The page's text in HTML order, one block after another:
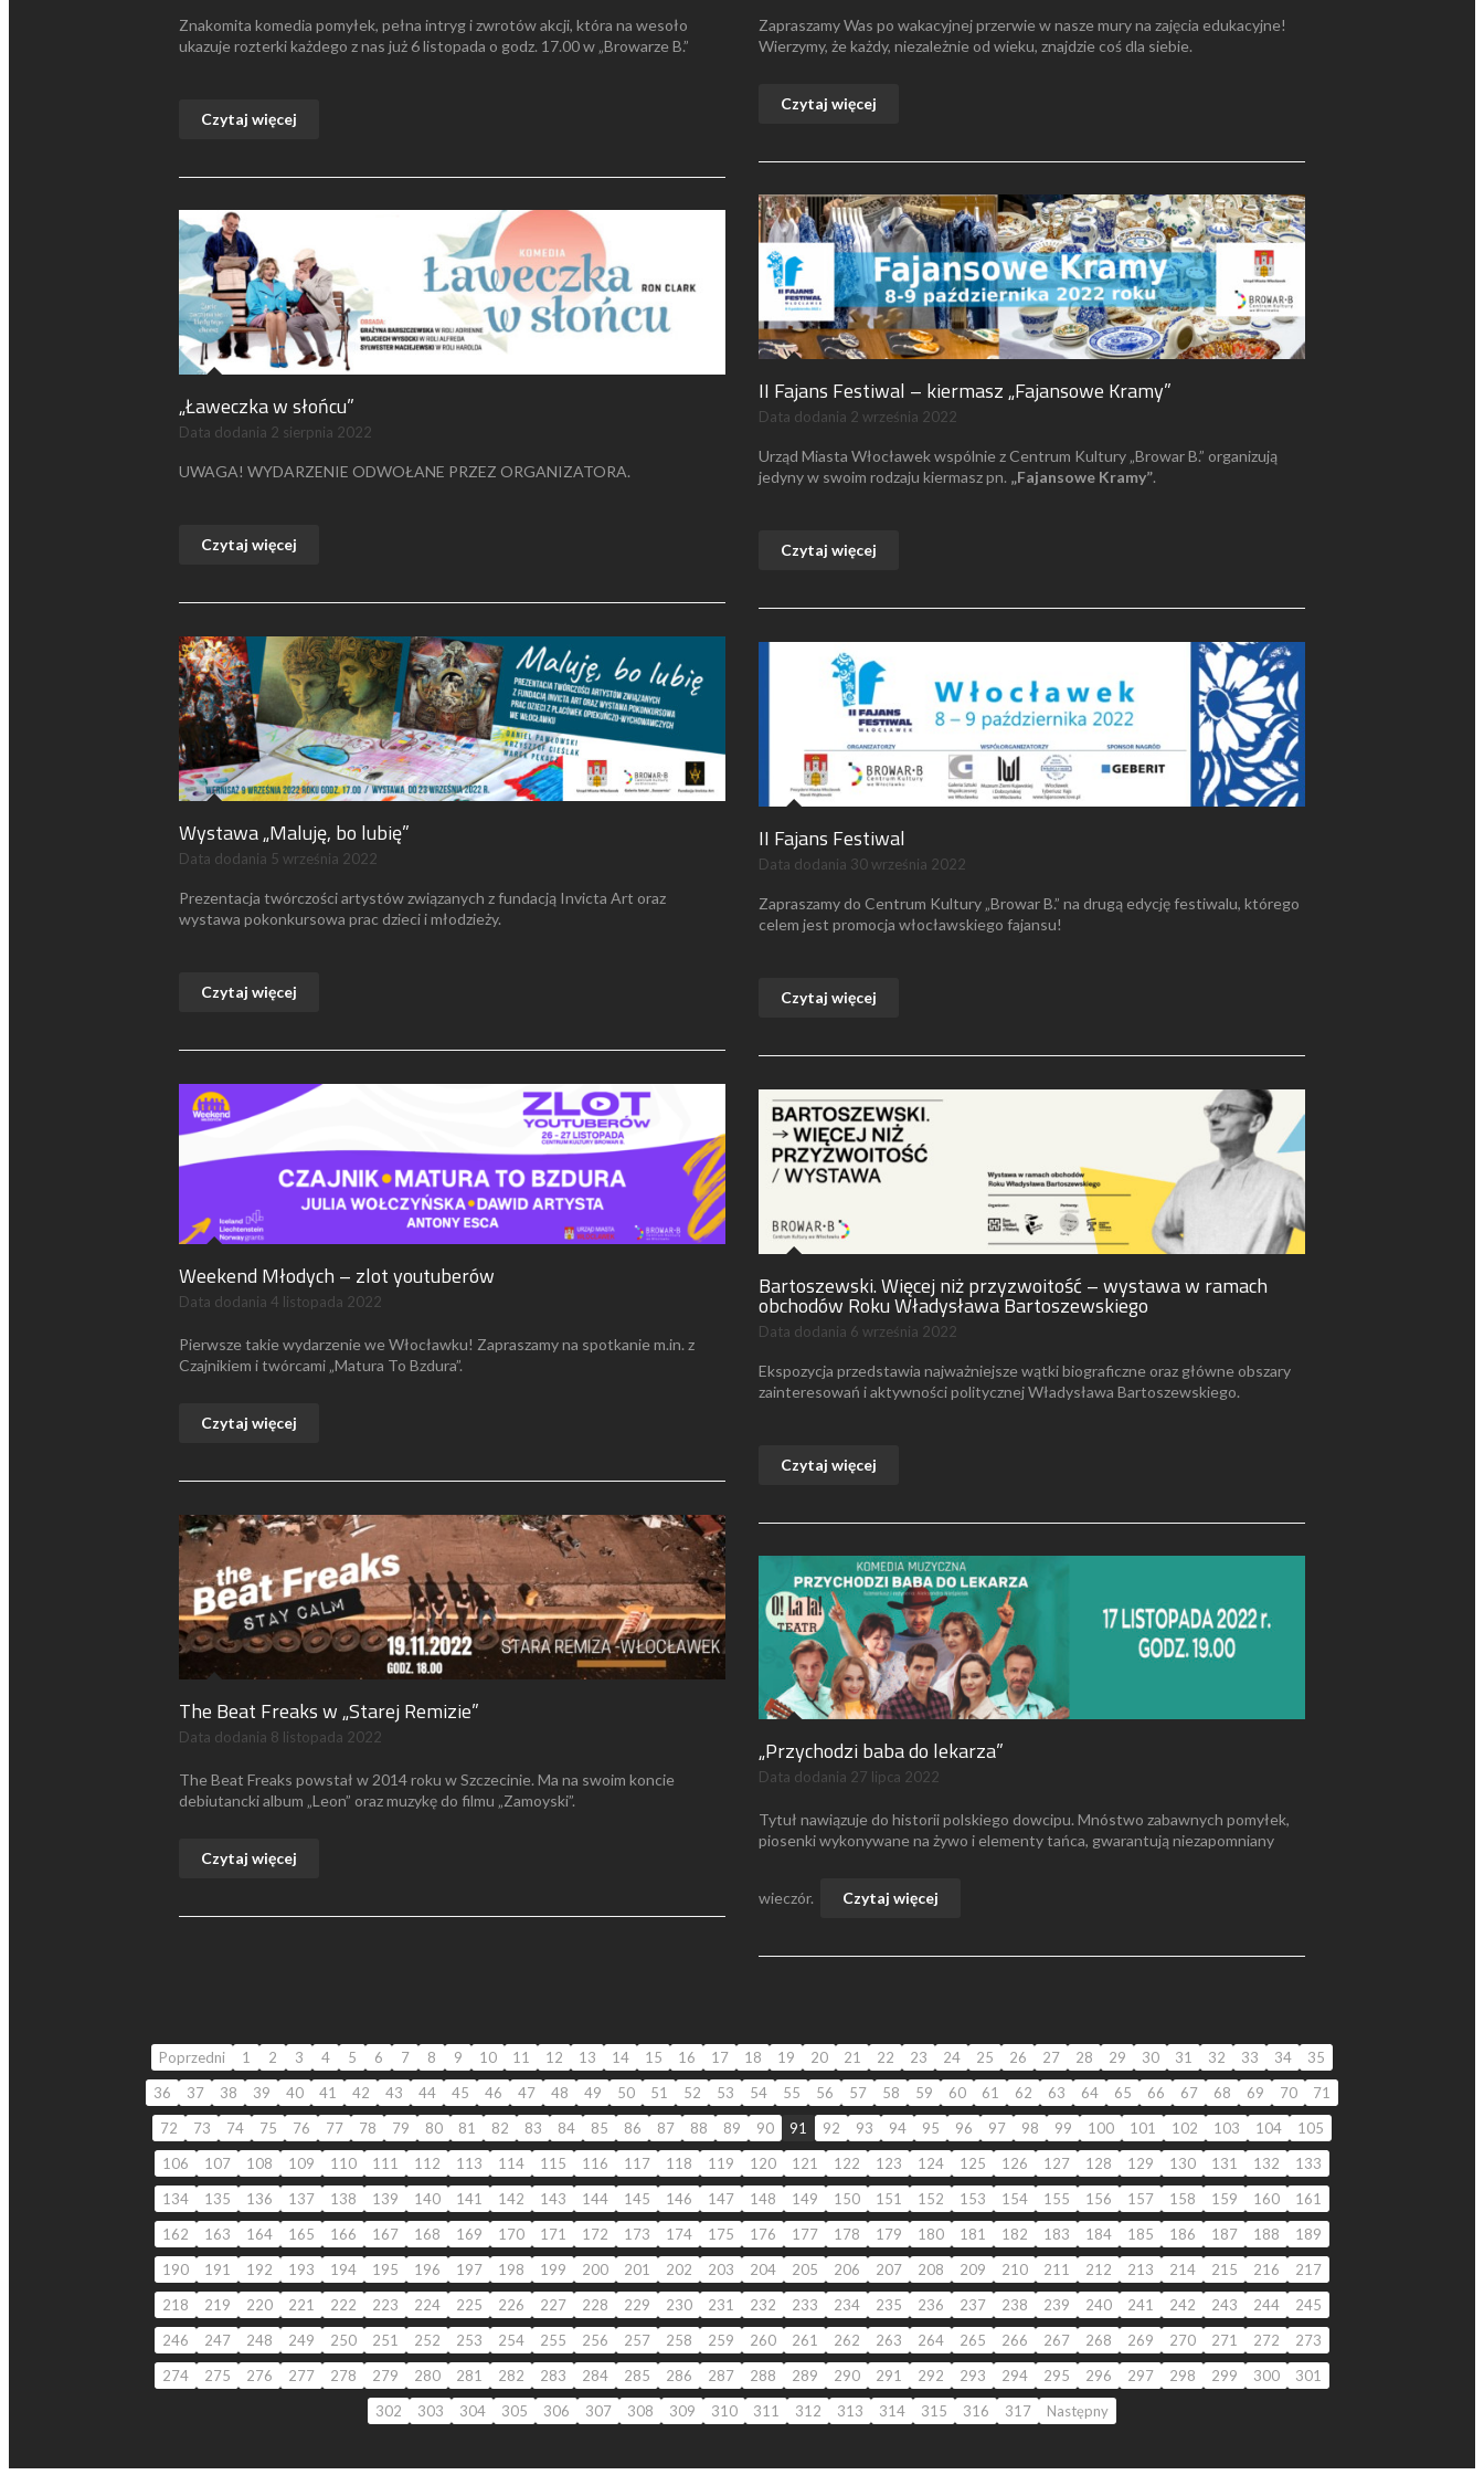
Znakomita komedia pomyłek, pełna intryg i zwrotów akcji, która na wesoło
ukazuje rozterki każdego z nas już 6 listopada o godz. 17.00 w „Browarze B.”
Czytaj więcej
Zapraszamy Was po wakacyjnej przerwie w nasze mury na zajęcia edukacyjne!
Wierzymy, że każdy, niezależnie od wieku, znajdzie coś dla siebie.
Czytaj więcej
II Fajans Festiwal – kiermasz „Fajansowe Kramy”
Data dodania 2 września 2022
Urząd Miasta Włocławek wspólnie z Centrum Kultury „Browar B.” organizują
jedyny w swoim rodzaju kiermasz pn. „Fajansowe Kramy”.
Czytaj więcej
„Ławeczka w słońcu”
Data dodania 2 sierpnia 2022
UWAGA! WYDARZENIE ODWOŁANE PRZEZ ORGANIZATORA.
Czytaj więcej
Wystawa „Maluję, bo lubię”
Data dodania 5 września 2022
Prezentacja twórczości artystów związanych z fundacją Invicta Art oraz
wystawa pokonkursowa prac dzieci i młodzieży.
Czytaj więcej
II Fajans Festiwal
Data dodania 30 września 2022
Zapraszamy do Centrum Kultury „Browar B.” na drugą edycję festiwalu, którego
celem jest promocja włocławskiego fajansu!
Czytaj więcej
Weekend Młodych – zlot youtuberów
Data dodania 4 listopada 2022
Pierwsze takie wydarzenie we Włocławku! Zapraszamy na spotkanie m.in. z
Czajnikiem i twórcami „Matura To Bzdura”.
Czytaj więcej
Bartoszewski. Więcej niż przyzwoitość – wystawa w ramach
obchodów Roku Władysława Bartoszewskiego
Data dodania 6 września 2022
Ekspozycja przedstawia najważniejsze wątki biograficzne oraz główne obszary
zainteresowań i aktywności politycznej Władysława Bartoszewskiego.
Czytaj więcej
The Beat Freaks w „Starej Remizie”
Data dodania 8 listopada 2022
The Beat Freaks powstał w 2014 roku w Szczecinie. Ma na swoim koncie
debiutancki album „Leon” oraz muzykę do filmu „Zamoyski”.
Czytaj więcej
„Przychodzi baba do lekarza”
Data dodania 27 lipca 2022
Tytuł nawiązuje do historii polskiego dowcipu. Mnóstwo zabawnych pomyłek,
piosenki wykonywane na żywo i elementy tańca, gwarantują niezapomniany
wieczór. Czytaj więcej
Poprzedni 1 2 3 4 5 6 7 8 9 10 11 12 13 14 15 16 17 18 19 20 21 22 23 24 25 26 27 28 29 30 31 32 33 34
35
36
37 38 39 40 41 42 43 44 45 46 47 48 49 50 51 52 53 54 55 56 57 58 59 60 61 62 63 64 65 66 67 68 69 70
71
72
73 74 75 76 77 78 79 80 81 82 83 84 85 86 87 88 89 90 91 92 93 94 95 96 97 98 99 100 101 102 103 104
105
106
107 108 109 110 111 112 113 114 115 116 117 118 119 120 121 122 123 124 125 126 127 128 129 130 131 132
133
134
135 136 137 138 139 140 141 142 143 144 145 146 147 148 149 150 151 152 153 154 155 156 157 158 159 160
161
162
163 164 165 166 167 168 169 170 171 172 173 174 175 176 177 178 179 180 181 182 183 184 185 186 187 188
189
190
191 192 193 194 195 196 197 198 199 200 201 202 203 204 205 206 207 208 209 210 211 212 213 214 215 216
217
218
219 220 221 222 223 224 225 226 227 228 229 230 231 232 233 234 235 236 237 238 239 240 241 242 243 244
245
246
247 248 249 250 251 252 253 254 255 256 257 258 259 260 261 262 263 264 265 266 267 268 269 270 271 272
273
274
275 276 277 278 279 280 281 282 283 284 285 286 287 288 289 290 291 292 293 294 295 296 297 298 299 300
301
302
303 304 305 306 307 308 309 310 311 312 313 314 315 316 317 Następny